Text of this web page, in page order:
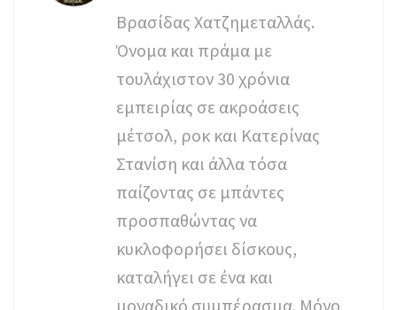
Βρασίδας Χατζημεταλλάς.
Όνομα και πράμα με
τουλάχιστον 30 χρόνια
εμπειρίας σε ακροάσεις
μέτσολ, ροκ και Κατερίνας
Στανίση και άλλα τόσα
παίζοντας σε μπάντες
προσπαθώντας να
κυκλοφορήσει δίσκους,
καταλήγει σε ένα και
μοναδικό συμπέρασμα. Μόνο